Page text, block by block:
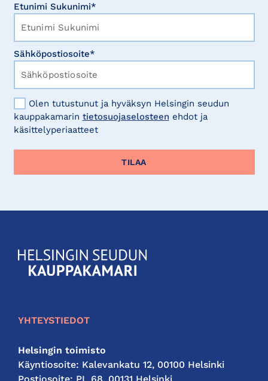
Etunimi Sukunimi*
Sähköpostiosoite*
Olen tutustunut ja hyväksyn Helsingin seudun
kauppakamarin tietosuojaselosteen ehdot ja
käsittelyperiaatteet
KauppakamariHelsingin
seudun
YHTEYSTIEDOT
Helsingin toimisto
Käyntiosoite: Kalevankatu 12, 00100 Helsinki